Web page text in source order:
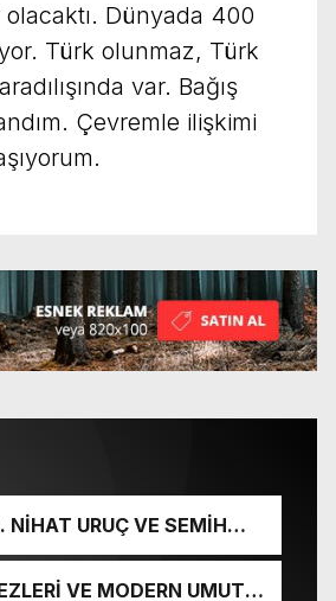
Dünyada 400
Türk olunmaz, Türk
var. Bağış
Çevremle ilişkimi
NİHAT URUÇ VE SEMİH
VE MODERN UMUT